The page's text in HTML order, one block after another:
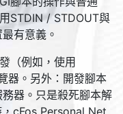
STDIN / STDOUT與
有意義。
（例如，使用
器。另外：開發腳本
器。只是殺死腳本解
cFos Personal Net